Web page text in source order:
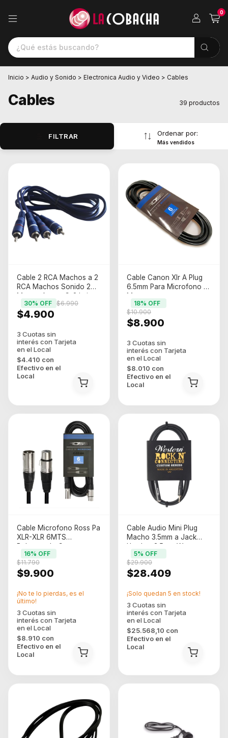
0
Inicio > Audio y Sonido > Electronica Audio y Video > Cables
Cables 39 productos
FILTRAR Ordenar por:
Más vendidos
Cable 2 RCA Machos a 2
RCA Machos Sonido 2
Metros Arwen C-2 Lujo
2M
$4.900
$6.990
30% OFF
$4.410 con
Efectivo en el
Local
Cable Canon Xlr A Plug
6.5mm Para Microfono 6
Metros
$8.900
$10.900
18% OFF
$8.010 con
Efectivo en el
Local
Cable Microfono Ross Pa
XLR-XLR 6MTS
Balanceado Conector
Metalico (c-cc-6m)
$9.900
$11.790
16% OFF
$8.910 con
Efectivo en el
Local
¡No te lo pierdas, es el
último!
Cable Audio Mini Plug
Macho 3.5mm a Jack
Hembra 3.5mm Western
de 3M (3.5minijack30)
$28.409
$29.900
5% OFF
$25.568,10 con
Efectivo en el
Local
¡Solo quedan 5 en stock!